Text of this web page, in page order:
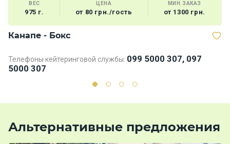
ВЕС
975 г.
ЦЕНА
от 80 грн./гость
МИН.ЗАКАЗ
от 1300 грн.
Канапе - Бокс
Телефоны кейтеринговой службы: 099 5000 307, 097
5000 307
Альтернативные предложения